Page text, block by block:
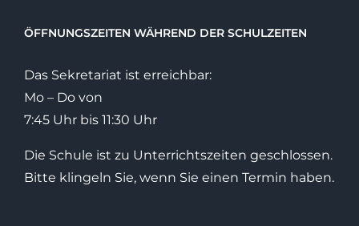
ÖFFNUNGSZEITEN WÄHREND DER SCHULZEITEN
Das Sekretariat ist erreichbar:
Mo – Do von
7:45 Uhr bis 11:30 Uhr
Die Schule ist zu Unterrichtszeiten geschlossen.
Bitte klingeln Sie, wenn Sie einen Termin haben.